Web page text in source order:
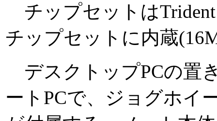
チップセットは
チップセットに内蔵
デスクトップPCの置
ートPCで、ジョグホイ